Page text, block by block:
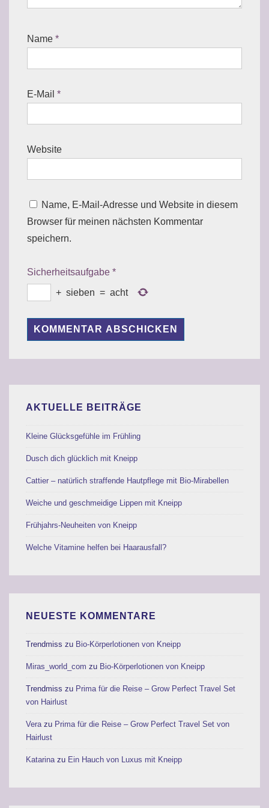
Name *
E-Mail *
Website
Name, E-Mail-Adresse und Website in diesem
Browser für meinen nächsten Kommentar
speichern.
Sicherheitsaufgabe *
+ sieben = acht
AKTUELLE BEITRÄGE
Kleine Glücksgefühle im Frühling
Dusch dich glücklich mit Kneipp
Cattier – natürlich straffende Hautpflege mit Bio-Mirabellen
Weiche und geschmeidige Lippen mit Kneipp
Frühjahrs-Neuheiten von Kneipp
Welche Vitamine helfen bei Haarausfall?
NEUESTE KOMMENTARE
Trendmiss zu Bio-Körperlotionen von Kneipp
Miras_world_com zu Bio-Körperlotionen von Kneipp
Trendmiss zu Prima für die Reise – Grow Perfect Travel Set
von Hairlust
Verazu Prima für die Reise – Grow Perfect Travel Set von
Hairlust
Katarinazu Ein Hauch von Luxus mit Kneipp